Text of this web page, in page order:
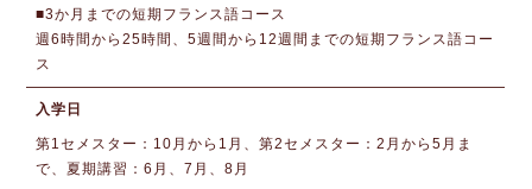
■3か月までの短期フランス語コース
週6時間から25時間、5週間から12週間までの短期フランス語コー
ス
入学日
第1セメスター：10月から1月、第2セメスター：2月から5月ま
で、夏期講習：6月、7月、8月